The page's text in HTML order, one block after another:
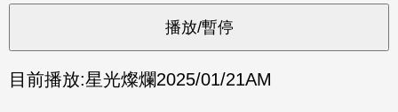
目前播放:星光燦爛2025/01/21AM